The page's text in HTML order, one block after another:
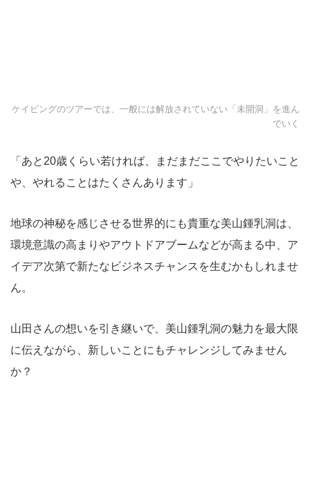
ケイビングのツアーでは、一般には解放されていない「未開洞」を進ん
でいく
「あと20歳くらい若ければ、まだまだここでやりたいこと
や、やれることはたくさんあります」
地球の神秘を感じさせる世界的にも貴重な美山鍾乳洞は、
環境意識の高まりやアウトドアブームなどが高まる中、ア
イデア次第で新たなビジネスチャンスを生むかもしれませ
ん。
山田さんの想いを引き継いで、美山鍾乳洞の魅力を最大限
に伝えながら、新しいことにもチャレンジしてみません
か？